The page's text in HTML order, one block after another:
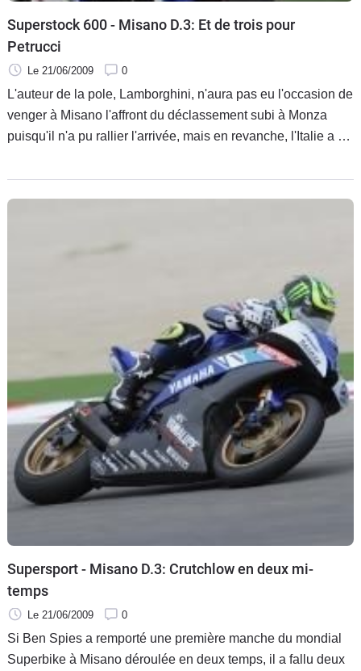
Superstock 600 - Misano D.3: Et de trois pour
Petrucci
Le 21/06/2009 0
L'auteur de la pole, Lamborghini, n'aura pas eu l'occasion de
venger à Misano l'affront du déclassement subi à Monza
puisqu'il n'a pu rallier l'arrivée, mais en revanche, l'Italie a pu
doublé à domicile et laver la bévue d'Assen où les équipiers
s'étaient accrochés.
Supersport - Misano D.3: Crutchlow en deux mi-
temps
Le 21/06/2009 0
Si Ben Spies a remporté une première manche du mondial
Superbike à Misano déroulée en deux temps, il a fallu deux